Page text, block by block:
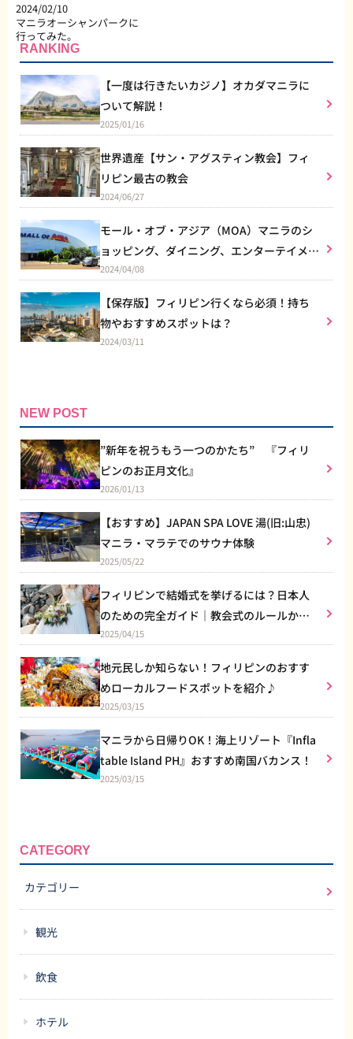
2024/02/10
マニラオーシャンパークに
行ってみた。
RANKING
【一度は行きたいカジノ】オカダマニラに
ついて解説！
2025/01/16
世界遺産【サン・アグスティン教会】フィ
リピン最古の教会
2024/06/27
モール・オブ・アジア（MOA）マニラのシ
ョッピング、ダイニング、エンターテイメン
トなど総合施設
2024/04/08
【保存版】フィリピン行くなら必須！持ち
物やおすすめスポットは？
2024/03/11
NEW POST
”新年を祝うもう一つのかたち” 『フィリ
ピンのお正月文化』
2026/01/13
【おすすめ】JAPAN SPA LOVE 湯(旧:山忠)
マニラ・マラテでのサウナ体験
2025/05/22
フィリピンで結婚式を挙げるには？日本人
のための完全ガイド｜教会式のルールから
リゾート婚まで
2025/04/15
地元民しか知らない！フィリピンのおすす
めローカルフードスポットを紹介♪
2025/03/15
マニラから日帰りOK！海上リゾート『Infla
table Island PH』おすすめ南国バカンス！
2025/03/15
CATEGORY
カテゴリー
観光
飲食
ホテル